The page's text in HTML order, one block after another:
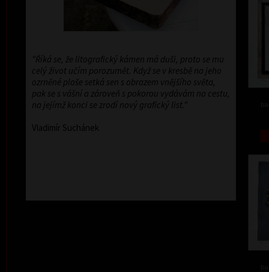
"Říká se, že litografický kámen má duši, proto se mu
celý život učím porozumět. Když se v kresbě na jeho
ozrněné ploše setká sen s obrazem vnějšího světa,
pak se s vášní a zároveň s pokorou vydávám na cestu,
na jejímž konci se zrodí nový grafický list."
Vladimír Suchánek